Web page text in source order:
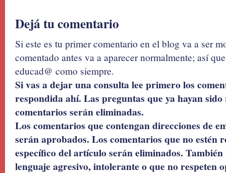
Dejá tu comentario
Si este es tu primer comentario en el blog va a ser
comentado antes va a aparecer normalmente; así
educad@ como siempre.
Si vas a dejar una consulta lee primero los
respondida ahí. Las preguntas que ya hayan
comentarios serán eliminadas.
Los comentarios que contengan direcciones de
serán aprobados. Los comentarios que no estén
específico del artículo serán eliminados.
lenguaje agresivo, intolerante o que no respeten